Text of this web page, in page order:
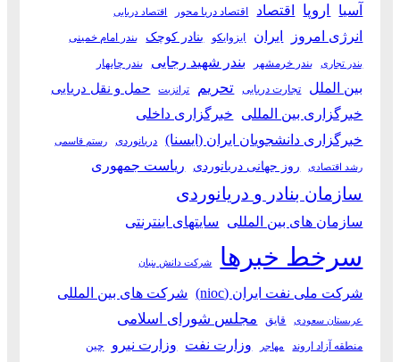
آسیا اروپا اقتصاد اقتصاد دریا محور اقتصاد دریایی
انرژی امروز ایران ایزوایکو بنادر کوچک بندر امام خمینی
بندر تجاری بندر خرمشهر بندر شهید رجایی بندر چابهار
بین الملل تجارت دریایی تحریم ترانزیت حمل و نقل دریایی
خبرگزاری بین المللی خبرگزاری داخلی
خبرگزاری دانشجویان ایران (ایسنا)
دریانوردی رستم قاسمی
رشد اقتصادی روز جهانی دریانوردی ریاست جمهوری
سازمان بنادر و دریانوردی
سازمان های بین المللی سایتهای اینترنتی
سرخط خبرها شرکت دانش بنیان
شرکت ملی نفت ایران (nioc) شرکت های بین المللی
عربستان سعودی قایق مجلس شورای اسلامی
منطقه آزاد اروند مهاجر وزارت نفت وزارت نیرو چین